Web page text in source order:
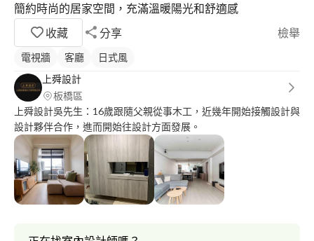
簡約時尚的居家空間，充滿溫暖陽光和舒適感
收藏
分享 檢舉
電視牆 客廳
日式風
上舜設計
板橋區
上舜設計吳先生：16歲跟隨父親從事木工，近幾年開始接觸設計與
設計夥伴合作，進而開始往設計方面發展。